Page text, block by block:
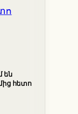
են
հետո